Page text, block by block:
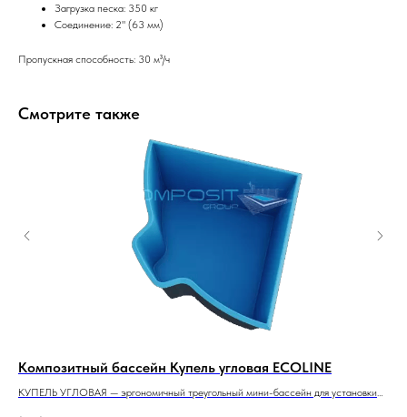
Загрузка песка: 350 кг
Соединение: 2" (63 мм)
Пропускная способность: 30 м³/ч
Смотрите также
Композитный бассейн Купель угловая ECOLINE
КУПЕЛЬ УГЛОВАЯ — эргономичный треугольный мини-бассейн для установки